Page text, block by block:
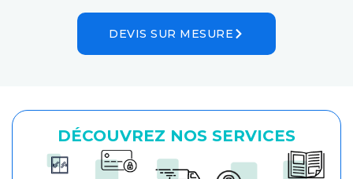
DEVIS SUR MESURE
DÉCOUVREZ NOS SERVICES